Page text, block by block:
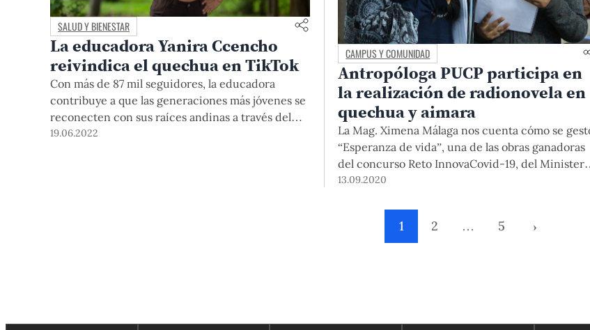
SALUD Y BIENESTAR
La educadora Yanira Ccencho
reivindica el quechua en TikTok
Con más de 87 mil seguidores, la educadora
contribuye a que las generaciones más jóvenes se
reconecten con sus raíces andinas a través del
quechua y la difusión de su cultura en la popular
19.06.2022
CAMPUS Y COMUNIDAD
Antropóloga PUCP participa en
la realización de radionovela en
quechua y aimara
La Mag. Ximena Málaga nos cuenta cómo se
“Esperanza de vida”, una de las obras ganadoras
del concurso Reto InnovaCovid-19, del
de la Producción. Esta historia tiene como tema
la pandemia.
13.09.2020
1 2 … 5 ›